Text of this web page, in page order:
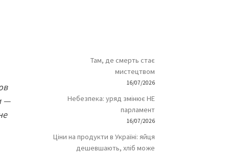
—
Там, де смерть стає
мистецтвом
16/07/2026
Небезпека: уряд змінює НЕ
парламент
16/07/2026
Ціни на продукти в Україні: яйця
дешевшають, хліб може